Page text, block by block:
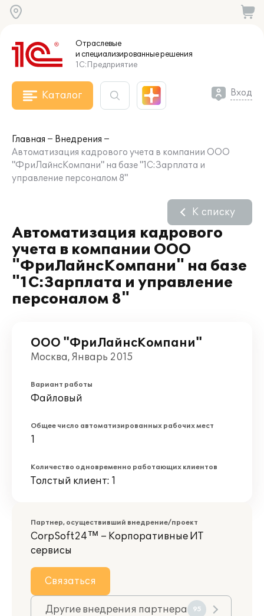
Отраслевые
и специализированныерешения
1С:Предприятие
Каталог Вход
Главная
Внедрения
Автоматизация кадрового учета в компании ООО
"ФриЛайнсКомпани" на базе "1С:Зарплата и
управление персоналом 8"
Автоматизация кадрового
учета в компании ООО
"ФриЛайнсКомпани" на базе
"1С:Зарплата и управление
персоналом 8"
К списку
ООО "ФриЛайнсКомпани"
Москва, Январь 2015
Вариант работы
Файловый
Общее число автоматизированных рабочих мест
1
Количество одновременно работающих клиентов
Толстый клиент: 1
Партнер, осуществивший внедрение/проект
CorpSoft24™ – Корпоративные ИТ
сервисы
Связаться
Другие внедрения партнера 95